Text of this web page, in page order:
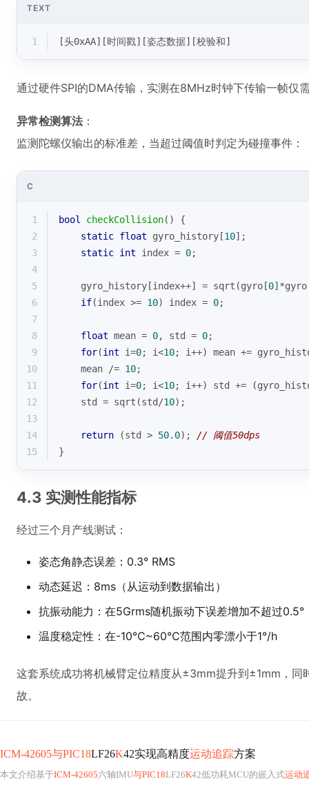
TEXT
1 [头0xAA][时间戳][姿态数据][校验和]
通过硬件SPI的DMA传输，实测在8MHz时钟下传输一帧仅
异常检测算法 ：
监测陀螺仪输出的标准差，当超过阈值时判定为碰撞事件：
C
1 bool checkCollision()
{
2
static float gyro_history[10];
3
static int index = 0;
4
5
    gyro_history[index++] =
sqrt (gyro[0
6
if(index >= 10) index = 0;
7
8
float mean = 0, std = 0;
9
for(int i=0; i<10; i++) mean +=
10
    mean /=
10;
11
for(int i=0; i<10; i++) std
+=
12
std = sqrt (std /10);
13
14
return (std > 50.0); // 阈值50dps
15
}
4.3 实测性能指标
经过三个月产线测试：
姿态角静态误差：0.3° RMS
动态延迟：8ms（从运动到数据输出）
抗振动能力：在5Grms随机振动下误差增加不超过0.5°
温度稳定性：在-10℃~60℃范围内零漂小于1°/h
这套系统成功将机械臂定位精度从±3mm提升到±1mm，同
故。
ICM-42605与PIC18LF26K42实现高精度运动追踪方案
本文介绍基于ICM-42605六轴IMU与PIC18LF26K42低功耗MCU的嵌入式运动